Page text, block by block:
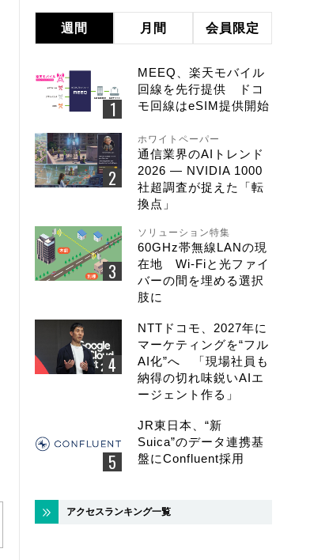
週間 月間 会員限定
MEEQ、楽天モバイル
回線を先行提供 ドコ
モ回線はeSIM提供開始
ホワイトペーパー
通信業界のAIトレンド
2026 ― NVIDIA 1000
社超調査が捉えた「転
換点」
ソリューション特集
60GHz帯無線LANの現
在地 Wi-Fiと光ファイ
バーの間を埋める選択
肢に
NTTドコモ、2027年に
マーケティングを“フル
AI化”へ 「現場社員も
納得の切れ味鋭いAIエ
ージェント作る」
JR東日本、“新
Suica”のデータ連携基
盤にConfluent採用
アクセスランキング一覧